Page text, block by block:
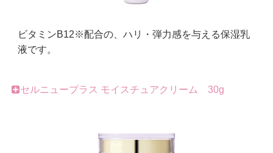
ビタミンB12※配合の、ハリ・弾力感を与える保湿乳
液です。
セルニュープラス モイスチュアクリーム 30g